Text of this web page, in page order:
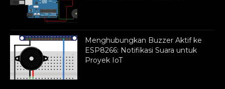
Menghubungkan Buzzer Aktif ke
ESP8266: Notifikasi Suara untuk
Proyek IoT